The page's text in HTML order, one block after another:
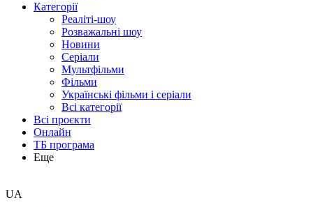
Категорії
Реаліті-шоу
Розважальні шоу
Новини
Серіали
Мультфільми
Фільми
Українські фільми і серіали
Всі категорії
Всі проєкти
Онлайн
ТБ програма
Еще
UA